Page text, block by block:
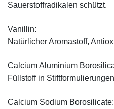
Sauerstoffradikalen schützt.
Vanillin:
Natürlicher Aromastoff,
Calcium Aluminium
Füllstoff in Stiftformulierungen
Calcium Sodium Borosilicate: